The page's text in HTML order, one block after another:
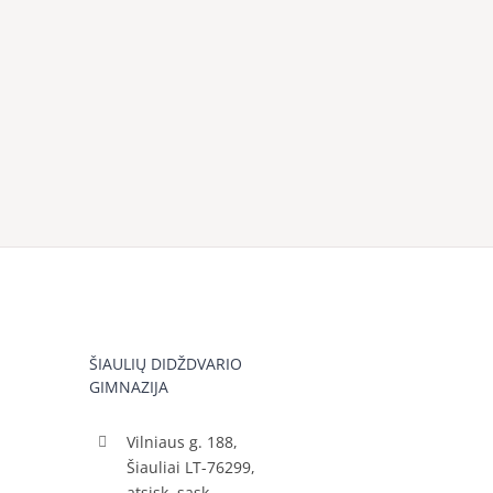
ŠIAULIŲ DIDŽDVARIO
GIMNAZIJA
Vilniaus g. 188,
Šiauliai LT-76299,